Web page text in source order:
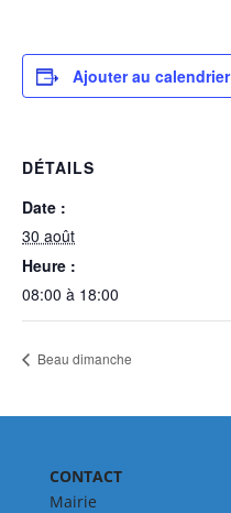
Ajouter au calendrier
DÉTAILS
Date :
30 août
Heure :
08:00 à 18:00
Beau dimanche
CONTACT
Mairie